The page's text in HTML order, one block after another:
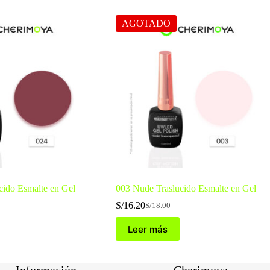
Esmalte en Gel
AGOTADO
003 Nude Traslucido Esmalte en Gel
S/18.00
El
original
era:
S/16.20El
actual
es:
Leer más